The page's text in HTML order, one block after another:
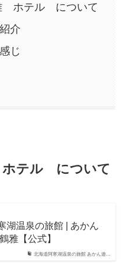
ホテル について
介
じ
テル について
北海道阿寒湖温泉の旅館 あかん遊…
湖温泉の旅館 | あかん
雅【公式】